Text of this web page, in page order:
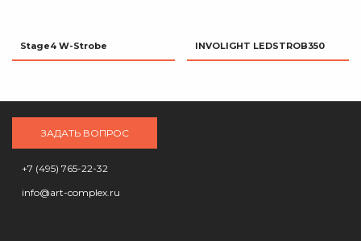
Stage4 W-Strobe INVOLIGHT LEDSTROB350
ЗАДАТЬ ВОПРОС
+7 (495) 765-22-32
info@art-complex.ru